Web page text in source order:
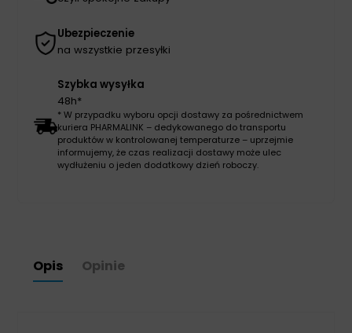
Ubezpieczenie
na wszystkie przesyłki
Szybka wysyłka
48h*
* W przypadku wyboru opcji dostawy za pośrednictwem
kuriera PHARMALINK – dedykowanego do transportu
produktów w kontrolowanej temperaturze – uprzejmie
informujemy, że czas realizacji dostawy może ulec
wydłużeniu o jeden dodatkowy dzień roboczy.
Opis Opinie